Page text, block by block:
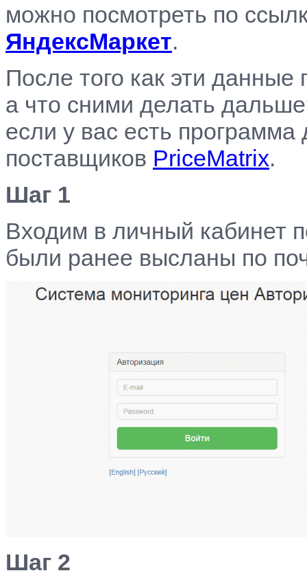
можно посмотреть по
ЯндексМаркет.
После того как эти данные
а что сними делать
если у вас есть программа
поставщиков PriceMatrix.
Шаг 1
Входим в личный кабинет
были ранее высланы по
Шаг 2